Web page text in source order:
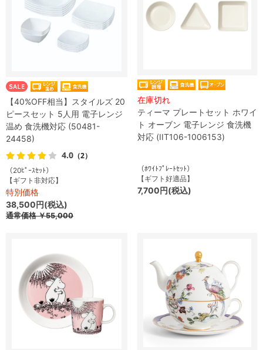
【40%OFF相当】スタイルズ 20
ピースセット 5人用 電子レンジ
温め 食洗機対応 (50481-
24458)
4.0 （2）
（20ﾋﾟｰｽｾｯﾄ）
【ギフト非対応】
特別価格
38,500円(税込)
通常価格￥55,000
在庫切れ
ティーマ プレートセット ホワイ
ト オーブン 電子レンジ 食洗機
対応 (IIT106-1006153)
（ﾎﾜｲﾄﾌﾟﾚｰﾄｾｯﾄ）
【ギフト好適品】
7,700円(税込)